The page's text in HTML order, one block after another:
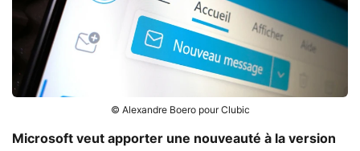
© Alexandre Boero pour Clubic
Microsoft veut apporter une nouveauté à la version